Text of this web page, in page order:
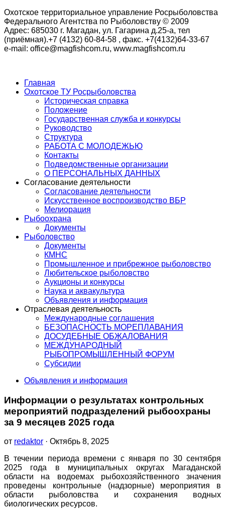
Охотское территориальное управление Росрыболовства
Федерального Агентства по Рыболовству © 2009
Адрес: 685030 г. Магадан, ул. Гагарина д.25-а, тел
(приёмная).+7 (4132) 60-84-58 , факс. +7(4132)64-33-67
e-mail: office@magfishcom.ru, www.magfishcom.ru
Главная
Охотское ТУ Росрыболовства
Историческая справка
Положение
Государственная служба и конкурсы
Руководство
Структура
РАБОТА С МОЛОДЕЖЬЮ
Контакты
Подведомственные организации
О ПЕРСОНАЛЬНЫХ ДАННЫХ
Согласование деятельности
Согласование деятельности
Искусственное воспроизводство ВБР
Мелиорация
Рыбоохрана
Документы
Рыболовство
Документы
КМНС
Промышленное и прибрежное рыболовство
Любительское рыболовство
Аукционы и конкурсы
Наука и аквакультура
Объявления и информация
Отраслевая деятельность
Международные соглашения
БЕЗОПАСНОСТЬ МОРЕПЛАВАНИЯ
ДОСУДЕБНЫЕ ОБЖАЛОВАНИЯ
МЕЖДУНАРОДНЫЙ
РЫБОПРОМЫШЛЕННЫЙ ФОРУМ
Субсидии
Объявления и информация
Информации о результатах контрольных
мероприятий подразделений рыбоохраны
за 9 месяцев 2025 года
от redaktor · Октябрь 8, 2025
В течении периода времени с января по 30 сентября
2025 года в муниципальных округах Магаданской
области на водоемах рыбохозяйственного значения
проведены контрольные (надзорные) мероприятия в
области рыболовства и сохранения водных
биологических ресурсов.